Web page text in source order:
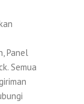
Panel
Semua